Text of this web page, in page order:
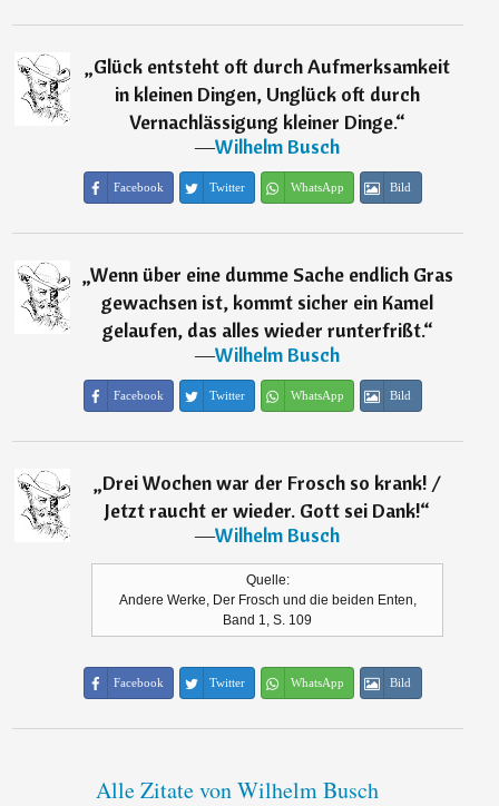
„Glück entsteht oft durch Aufmerksamkeit
in kleinen Dingen, Unglück oft durch
Vernachlässigung kleiner Dinge.“
―Wilhelm Busch
Facebook Twitter WhatsApp Bild
„Wenn über eine dumme Sache endlich Gras
gewachsen ist, kommt sicher ein Kamel
gelaufen, das alles wieder runterfrißt.“
―Wilhelm Busch
Facebook Twitter WhatsApp Bild
„Drei Wochen war der Frosch so krank! /
Jetzt raucht er wieder. Gott sei Dank!“
―Wilhelm Busch
Quelle:
Andere Werke, Der Frosch und die beiden Enten,
Band 1, S. 109
Facebook Twitter WhatsApp Bild
Alle Zitate von Wilhelm Busch